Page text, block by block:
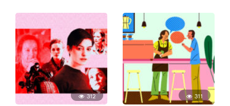
312 311